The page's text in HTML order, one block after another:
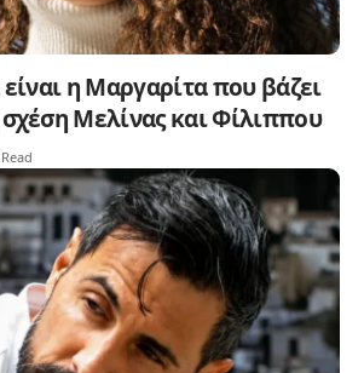
είναι η Μαργαρίτα που βάζει
Μελίνας και Φίλιππου